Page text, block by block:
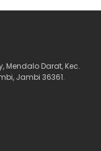
Mendalo Darat, Kec.
Jambi 36361.